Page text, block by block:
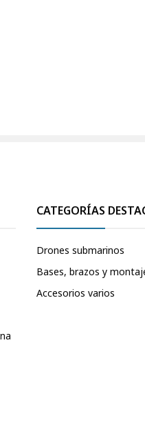
CATEGORÍAS
Drones submarinos
Bases, brazos y
Accesorios varios